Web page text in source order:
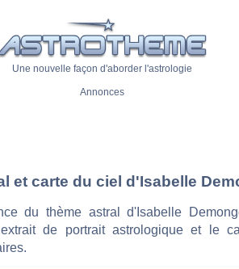
Une nouvelle façon d'aborder l'astrologie
Annonces
et carte du ciel d'Isabelle
du thème astral d'Isabelle
de portrait astrologique et le